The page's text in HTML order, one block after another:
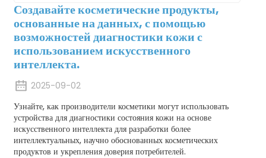
Создавайте косметические продукты,
основанные на данных, с помощью
возможностей диагностики кожи с
использованием искусственного
интеллекта.
2025-09-02
Узнайте, как производители косметики могут использовать
устройства для диагностики состояния кожи на основе
искусственного интеллекта для разработки более
интеллектуальных, научно обоснованных косметических
продуктов и укрепления доверия потребителей.